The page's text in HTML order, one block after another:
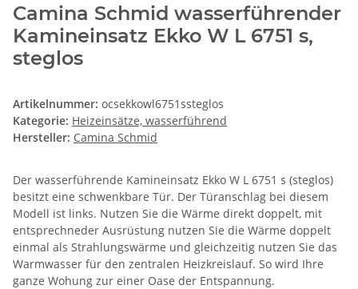
Camina Schmid wasserführender
Kamineinsatz Ekko W L 6751 s,
steglos
Artikelnummer: ocsekkowl6751ssteglos
Kategorie: Heizeinsätze, wasserführend
Hersteller: Camina Schmid
Der wasserführende Kamineinsatz Ekko W L 6751 s (steglos)
besitzt eine schwenkbare Tür. Der Türanschlag bei diesem
Modell ist links. Nutzen Sie die Wärme direkt doppelt, mit
entsprechneder Ausrüstung nutzen Sie die Wärme doppelt
einmal als Strahlungswärme und gleichzeitig nutzen Sie das
Warmwasser für den zentralen Heizkreislauf. So wird Ihre
ganze Wohung zur einer Oase der Entspannung.